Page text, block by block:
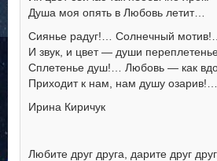
Душа моя опять в Любовь летит…
Сиянье радуг!… Солнечный
И звук, и цвет — души
Сплетенье душ!… Любовь — как
Приходит к нам, нам душу озарив!…
Ирина Киричук
Любите друг друга, дарите друг